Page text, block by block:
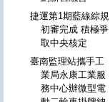
捷運第1期藍線綜規
初審完成 積極爭
取中央核定
臺南監理站攜手工
業局永康工業服
務中心辦微型電